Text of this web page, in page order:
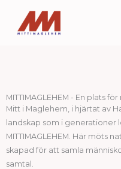
innehåll
MITTIMAGLEHEM - En plats
Mitt i Maglehem, i hjärtat av
landskap som i
MITTIMAGLEHEM. Här möts
skapad för att samla
samtal.